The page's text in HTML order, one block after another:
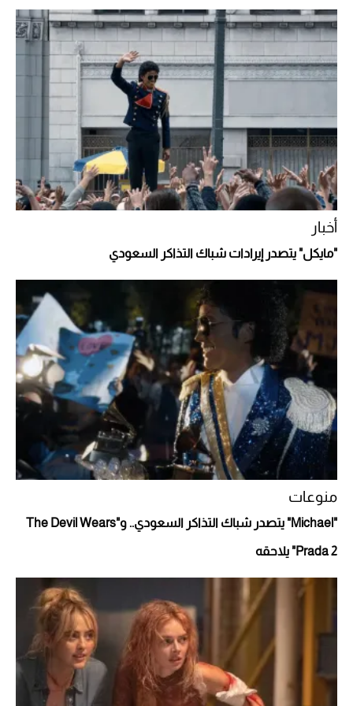
أغلى 10 عطور في العالم للرجال تمنحك فخامة
استثنائية
Aston Martin Valiant: على هوى الأبطال
أفضل تدريج للشعر الطويل لإطلالة جريئة وعصرية
2026-07-25
"بوجاتي ميسترال" الاستثنائية للبيع في مزاد
مونتيري
2026-07-23
أخبار
"مايكل" يتصدر إيرادات شباك التذاكر السعودي
منوعات
"Michael" يتصدر شباك التذاكر السعودي.. و"The Devil Wears
Prada 2" يلاحقه